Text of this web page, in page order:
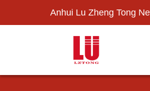
Anhui Lu Zheng Tong